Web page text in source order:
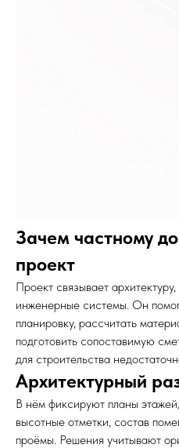
Зачем частному
проект
Проект связывает
инженерные системы. Он
планировку, рассчитать
подготовить сопоставимую
для строительства
Архитектурный
В нём фиксируют планы
высотные отметки, состав
проёмы. Решения учитывают